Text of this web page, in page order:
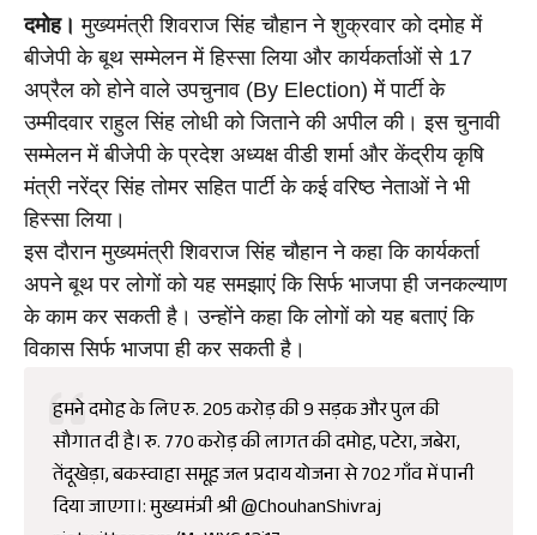
दमोह। मुख्यमंत्री शिवराज सिंह चौहान ने शुक्रवार को दमोह में
बीजेपी के बूथ सम्मेलन में हिस्सा लिया और कार्यकर्ताओं से 17
अप्रैल को होने वाले उपचुनाव (By Election) में पार्टी के
उम्मीदवार राहुल सिंह लोधी को जिताने की अपील की। इस चुनावी
सम्मेलन में बीजेपी के प्रदेश अध्यक्ष वीडी शर्मा और केंद्रीय कृषि
मंत्री नरेंद्र सिंह तोमर सहित पार्टी के कई वरिष्ठ नेताओं ने भी
हिस्सा लिया।
इस दौरान मुख्यमंत्री शिवराज सिंह चौहान ने कहा कि कार्यकर्ता
अपने बूथ पर लोगों को यह समझाएं कि सिर्फ भाजपा ही जनकल्याण
के काम कर सकती है। उन्होंने कहा कि लोगों को यह बताएं कि
विकास सिर्फ भाजपा ही कर सकती है।
हमने दमोह के लिए रु. 205 करोड़ की 9 सड़क और पुल की
सौगात दी है। रु. 770 करोड़ की लागत की दमोह, पटेरा, जबेरा,
तेंदूखेड़ा, बकस्वाहा समूह जल प्रदाय योजना से 702 गाँव में पानी
दिया जाएगा।: मुख्यमंत्री श्री@ChouhanShivraj